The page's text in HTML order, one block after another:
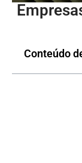
Conteúdo